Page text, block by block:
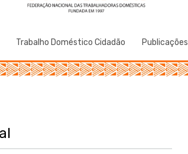
Trabalho Doméstico Cidadão Publicações